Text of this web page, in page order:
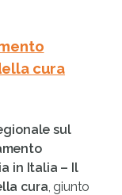
cura
sul
in Italia – Il
cura , giunto